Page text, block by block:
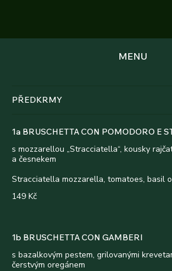
MENU
PŘEDKRMY
1a BRUSCHETTA CON POMODORO E
s mozzarellou „Stracciatella“, kousky
a česnekem
Stracciatella mozzarella, tomatoes, basil
149 Kč
1b BRUSCHETTA CON GAMBERI
s bazalkovým pestem, grilovanými
čerstvým oregánem